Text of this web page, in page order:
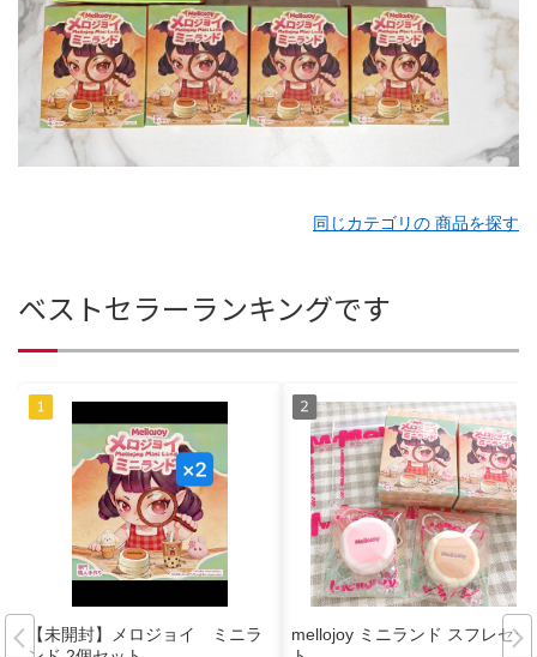
同じカテゴリの 商品を探す
ベストセラーランキングです
【未開封】メロジョイ ミニラ
mellojoy ミニランド スフレセッ